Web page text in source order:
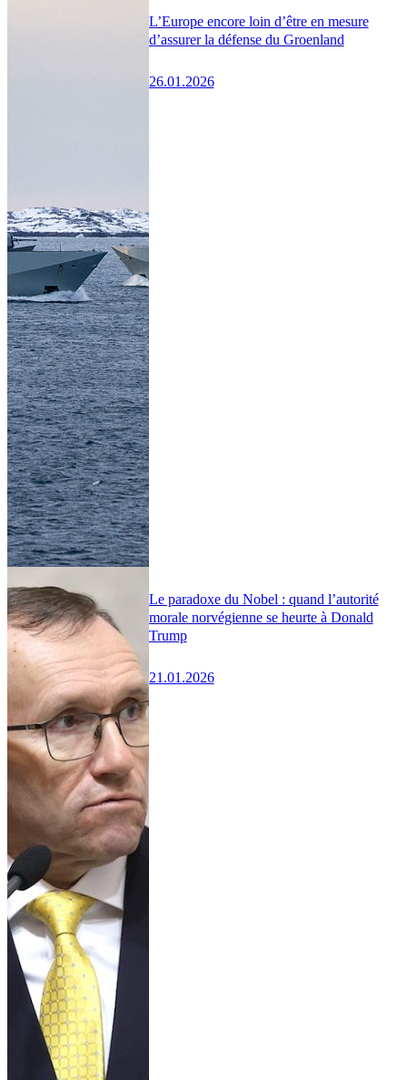
L’Europe encore loin d’être en mesure
d’assurer la défense du Groenland
26.01.2026
Le paradoxe du Nobel : quand l’autorité
morale norvégienne se heurte à Donald
Trump
21.01.2026